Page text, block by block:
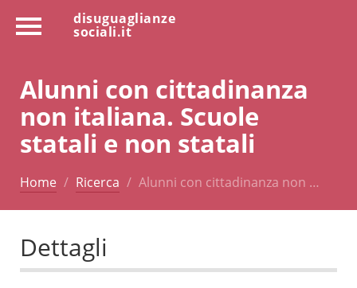
disuguaglianze
sociali.it
Alunni con cittadinanza
non italiana. Scuole
statali e non statali
Home Ricerca Alunni con cittadinanza non …
Dettagli